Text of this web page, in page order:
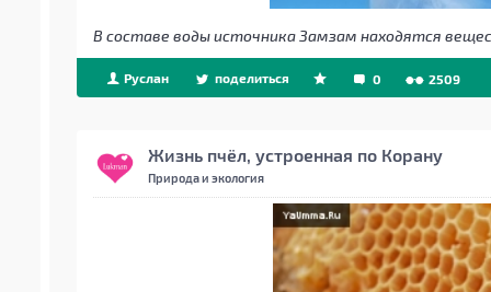
В составе воды источника Замзам находятся
Руслан поделиться 0 2509
Жизнь пчёл, устроенная по Корану
Природа и экология